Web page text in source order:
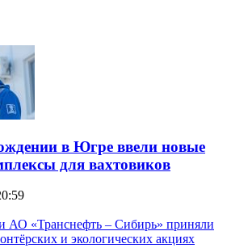
в Югре ввели новые
для вахтовиков